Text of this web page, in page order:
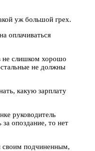
уж большой грех.
оплачиваться
не слишком хорошо
не должны
какую зарплату
руководитель
за опоздание, то нет
своим подчиненным,